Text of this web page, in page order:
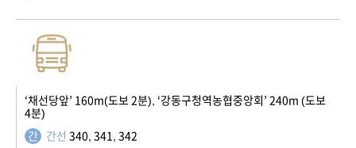
‘채선당앞’ 160m(도보 2분), ‘강동구청역농협중앙회’ 240m (도보
4분)
간 간선 340, 341, 342